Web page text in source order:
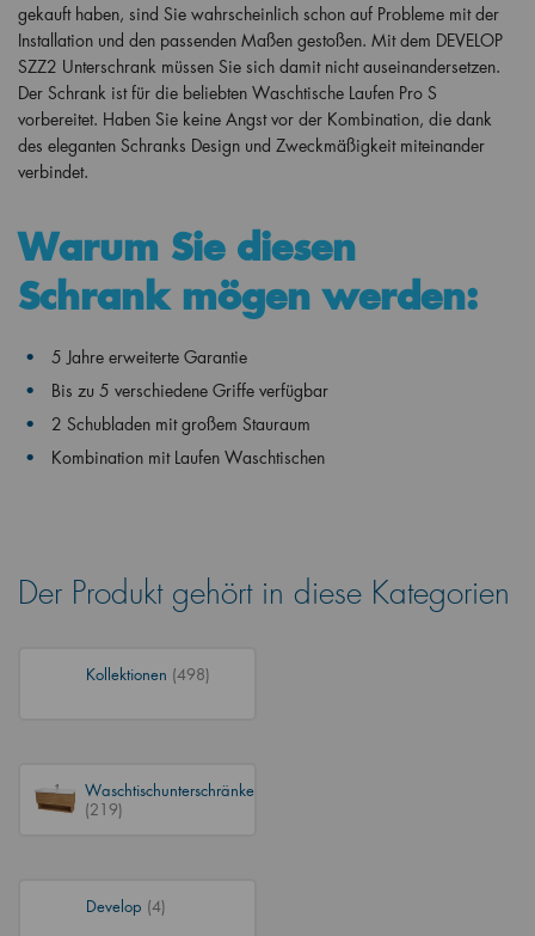
gekauft haben, sind Sie wahrscheinlich schon auf Probleme mit der
Installation und den passenden Maßen gestoßen. Mit dem DEVELOP
SZZ2 Unterschrank müssen Sie sich damit nicht auseinandersetzen.
Der Schrank ist für die beliebten Waschtische Laufen Pro S
vorbereitet. Haben Sie keine Angst vor der Kombination, die dank
des eleganten Schranks Design und Zweckmäßigkeit miteinander
verbindet.
Warum Sie diesen
Schrank mögen werden:
5 Jahre erweiterte Garantie
Bis zu 5 verschiedene Griffe verfügbar
2 Schubladen mit großem Stauraum
Kombination mit Laufen Waschtischen
Der Produkt gehört in diese Kategorien
Kollektionen (498)
Waschtischunterschränke
(219)
Develop (4)